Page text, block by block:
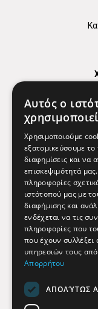
Αυτός ο
Χρησιμοποιούμε
εξατομικεύσουμε το
διαφημίσεις και να
επισκεψιμότητά
πληροφορίες
ιστότοπού μας με
διαφήμισης και
ενδέχεται να τις
πληροφορίες που
που έχουν
υπηρεσιών τους
Απορρήτου
ΑΠΟΛΎΤΩΣ